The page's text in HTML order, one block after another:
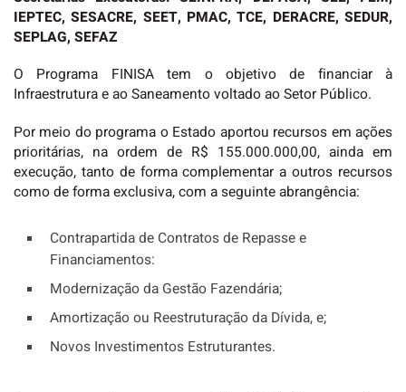
IEPTEC, SESACRE, SEET, PMAC, TCE, DERACRE, SEDUR,
SEPLAG, SEFAZ
O Programa FINISA tem o objetivo de financiar à
Infraestrutura e ao Saneamento voltado ao Setor Público.
Por meio do programa o Estado aportou recursos em ações
prioritárias, na ordem de R$ 155.000.000,00, ainda em
execução, tanto de forma complementar a outros recursos
como de forma exclusiva, com a seguinte abrangência:
Contrapartida de Contratos de Repasse e
Financiamentos:
Modernização da Gestão Fazendária;
Amortização ou Reestruturação da Dívida, e;
Novos Investimentos Estruturantes.